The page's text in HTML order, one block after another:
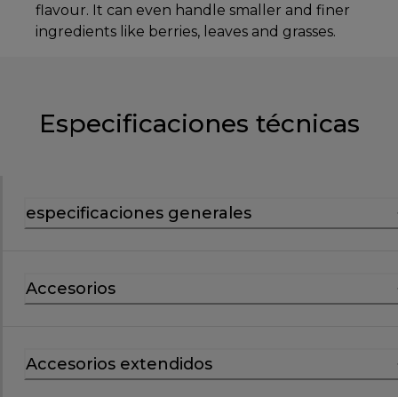
flavour. It can even handle smaller and finer
ingredients like berries, leaves and grasses.
Especificaciones técnicas
especificaciones generales
Accesorios
Accesorios extendidos